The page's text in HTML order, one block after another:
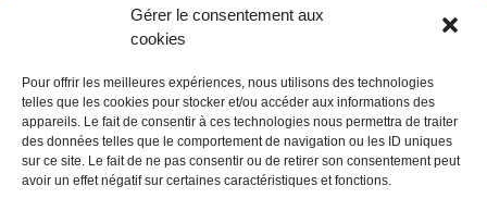
Gérer le consentement aux
cookies
Pour offrir les meilleures expériences, nous utilisons des technologies
telles que les cookies pour stocker et/ou accéder aux informations des
appareils. Le fait de consentir à ces technologies nous permettra de traiter
des données telles que le comportement de navigation ou les ID uniques
sur ce site. Le fait de ne pas consentir ou de retirer son consentement peut
avoir un effet négatif sur certaines caractéristiques et fonctions.
Politique de confidentialité
Politique de cookies (UE)